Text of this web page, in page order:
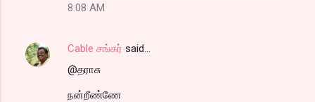
8:08 AM
Cable சங்கர் said…
@தராசு
நன்றீண்ணே